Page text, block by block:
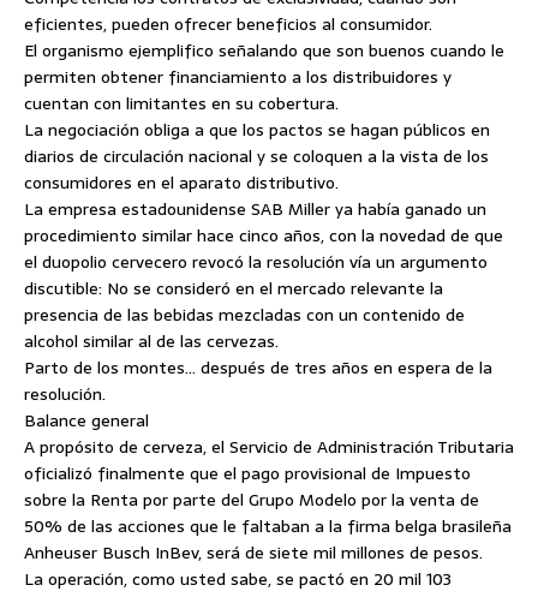
eficientes, pueden ofrecer beneficios al consumidor.
El organismo ejemplifico señalando que son buenos cuando le
permiten obtener financiamiento a los distribuidores y
cuentan con limitantes en su cobertura.
La negociación obliga a que los pactos se hagan públicos en
diarios de circulación nacional y se coloquen a la vista de los
consumidores en el aparato distributivo.
La empresa estadounidense SAB Miller ya había ganado un
procedimiento similar hace cinco años, con la novedad de que
el duopolio cervecero revocó la resolución vía un argumento
discutible: No se consideró en el mercado relevante la
presencia de las bebidas mezcladas con un contenido de
alcohol similar al de las cervezas.
Parto de los montes… después de tres años en espera de la
resolución.
Balance general
A propósito de cerveza, el Servicio de Administración Tributaria
oficializó finalmente que el pago provisional de Impuesto
sobre la Renta por parte del Grupo Modelo por la venta de
50% de las acciones que le faltaban a la firma belga brasileña
Anheuser Busch InBev, será de siete mil millones de pesos.
La operación, como usted sabe, se pactó en 20 mil 103